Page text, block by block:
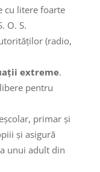
cu litere foarte
O. S.
(radio,
extreme.
pentru
primar şi
şi asigură
unui adult din